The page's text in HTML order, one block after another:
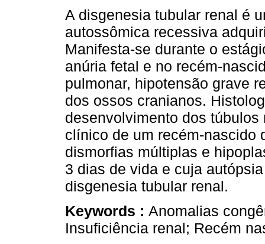
A disgenesia tubular renal é
autossômica recessiva
Manifesta-se durante o
anúria fetal e no recém-
pulmonar, hipotensão grave
dos ossos cranianos.
desenvolvimento dos
clínico de um recém-nascido
dismorfias múltiplas e
3 dias de vida e cuja
disgenesia tubular renal.
Keywords : Anomalias
Insuficiência renal; Recém